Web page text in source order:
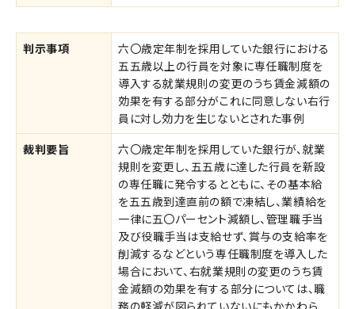
判示事項
六〇歳定年制を採用していた銀行における
五五歳以上の行員を対象に専任職制度を
導入する就業規則の変更のうち賃金減額の
効果を有する部分がこれに同意しない右行
員に対し効力を生じないとされた事例
裁判要旨
六〇歳定年制を採用していた銀行が、就業
規則を変更し、五五歳に達した行員を新設
の専任職に発令するとともに、その基本給
を五五歳到達直前の額で凍結し、業績給を
一律に五〇パーセント減額し、管理職手当
及び役職手当は支給せず、賞与の支給率を
削減するなどという専任職制度を導入した
場合において、右就業規則の変更のうち賃
金減額の効果を有する部分については、職
務の軽減が図られていないにもかかわら